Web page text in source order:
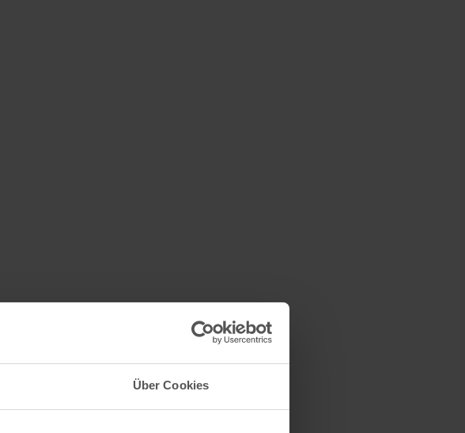
Über Cookies